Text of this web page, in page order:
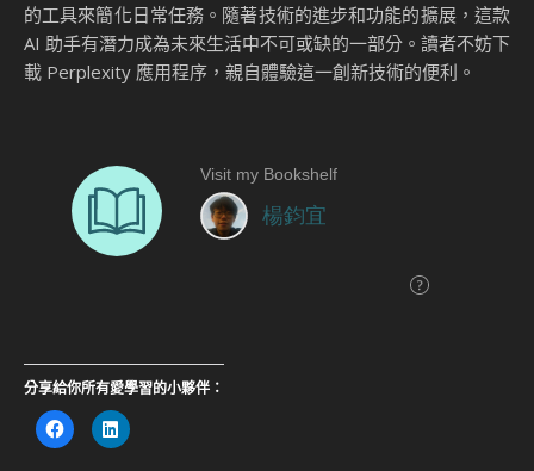
的工具來簡化日常任務。隨著技術的進步和功能的擴展，這款
AI 助手有潛力成為未來生活中不可或缺的一部分。讀者不妨下
載 Perplexity 應用程序，親自體驗這一創新技術的便利。
分享給你所有愛學習的小夥伴：
按
一
分
享